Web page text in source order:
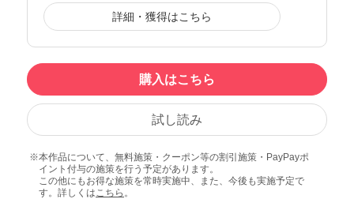
詳細・獲得はこちら
購入はこちら
試し読み
本作品について、無料施策・クーポン等の割引施策・PayPayポ
イント付与の施策を行う予定があります。
この他にもお得な施策を常時実施中、また、今後も実施予定で
す。詳しくはこちら 。